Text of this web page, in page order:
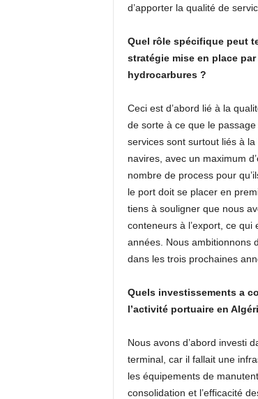
d’apporter la qualité de
Quel rôle spécifique peut
stratégie mise en place
hydrocarbures ?
Ceci est d’abord lié à la
de sorte à ce que le
services sont surtout liés à
navires, avec un maximum
nombre de process pour
le port doit se placer en
tiens à souligner que nous
conteneurs à l’export, ce
années. Nous ambitionnons
dans les trois prochaines
Quels investissements a
l’activité portuaire en
Nous avons d’abord investi
terminal, car il fallait une
les équipements de
consolidation et l’efficacité